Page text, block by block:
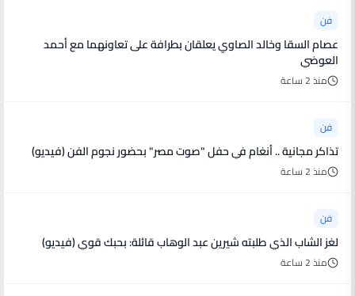
فن
عصام السقا وخالد الصاوي يعلقان بطرافة على تعاونهما مع أحمد
العوضي
منذ 2 ساعة
فن
تذاكر مجانية .. أنغام في حفل "صوت مصر" بحضور نجوم الفن (فيديو)
منذ 2 ساعة
فن
لغز الشاب الذي طلبته شيرين عبد الوهاب قائلة: بحبك قوي (فيديو)
منذ 2 ساعة